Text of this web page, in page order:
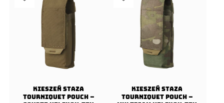
Kieszeń staza
Tourniquet Pouch –
Kieszeń staza
Tourniquet Pouch –